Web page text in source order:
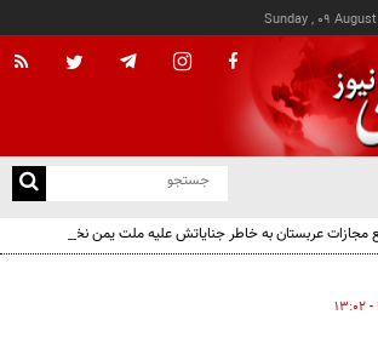
Sunday , 09
مجازات عربستان به خاطر جنایاتش علیه ملت یمن نخواهد شد